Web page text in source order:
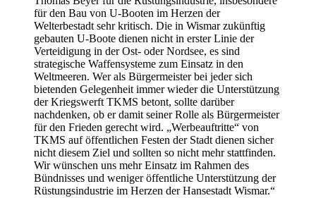
für den Bau von U-Booten im Herzen der
Welterbestadt sehr kritisch. Die in Wismar zukünftig
gebauten U-Boote dienen nicht in erster Linie der
Verteidigung in der Ost- oder Nordsee, es sind
strategische Waffensysteme zum Einsatz in den
Weltmeeren. Wer als Bürgermeister bei jeder sich
bietenden Gelegenheit immer wieder die Unterstützung
der Kriegswerft TKMS betont, sollte darüber
nachdenken, ob er damit seiner Rolle als Bürgermeister
für den Frieden gerecht wird. „Werbeauftritte“ von
TKMS auf öffentlichen Festen der Stadt dienen sicher
nicht diesem Ziel und sollten so nicht mehr stattfinden.
Wir wünschen uns mehr Einsatz im Rahmen des
Bündnisses und weniger öffentliche Unterstützung der
Rüstungsindustrie im Herzen der Hansestadt Wismar.“